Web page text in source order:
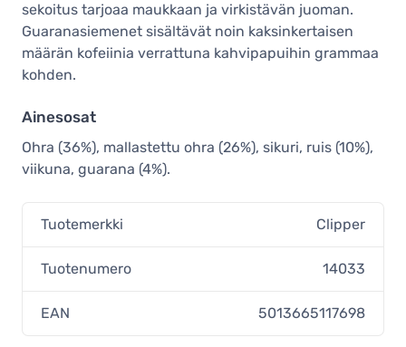
sekoitus tarjoaa maukkaan ja virkistävän juoman.
Guaranasiemenet sisältävät noin kaksinkertaisen
määrän kofeiinia verrattuna kahvipapuihin grammaa
kohden.
Ainesosat
Ohra (36%), mallastettu ohra (26%), sikuri, ruis (10%),
viikuna, guarana (4%).
Tuotemerkki Clipper
Tuotenumero 14033
EAN 5013665117698